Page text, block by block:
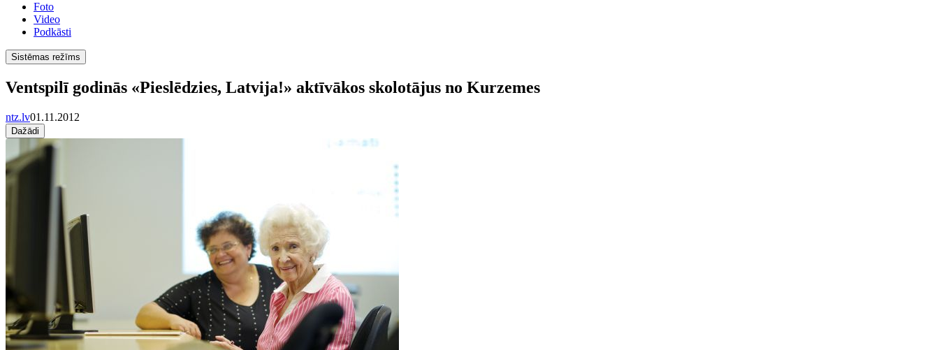
Foto
Video
Podkāsti
Sistēmas režīms
Ventspilī godinās «Pieslēdzies, Latvija!» aktīvākos skolotājus no Kurzemes
ntz.lv01.11.2012
Dažādi